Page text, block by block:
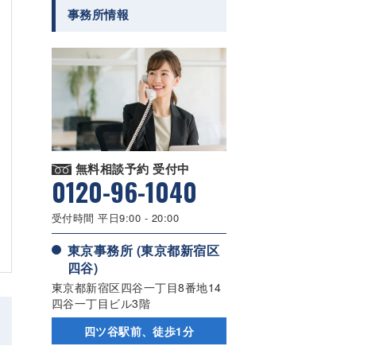
事務所情報
無料相談予約 受付中
0120-96-1040
受付時間 平日9:00 - 20:00
東京事務所 (東京都新宿区
四谷)
東京都新宿区四谷一丁目8番地14
四谷一丁目ビル3階
四ツ谷駅前、徒歩1分